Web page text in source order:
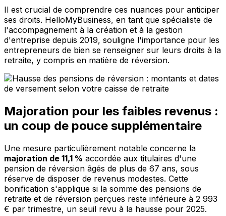
Il est crucial de comprendre ces nuances pour anticiper
ses droits. HelloMyBusiness, en tant que spécialiste de
l'accompagnement à la création et à la gestion
d'entreprise depuis 2019, souligne l'importance pour les
entrepreneurs de bien se renseigner sur leurs droits à la
retraite, y compris en matière de réversion.
Majoration pour les faibles revenus :
un coup de pouce supplémentaire
Une mesure particulièrement notable concerne la
majoration de 11,1 % accordée aux titulaires d'une
pension de réversion âgés de plus de 67 ans, sous
réserve de disposer de revenus modestes. Cette
bonification s'applique si la somme des pensions de
retraite et de réversion perçues reste inférieure à 2 993
€ par trimestre, un seuil revu à la hausse pour 2025.